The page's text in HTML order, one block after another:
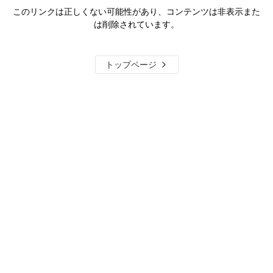
このリンクは正しくない可能性があり、コンテンツは非表示また
は削除されています。
トップページ